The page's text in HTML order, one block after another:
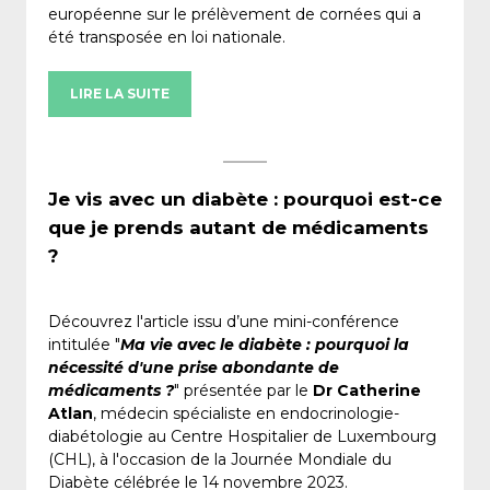
européenne sur le prélèvement de cornées qui a
été transposée en loi nationale.
LIRE LA SUITE
Je vis avec un diabète : pourquoi est-ce
que je prends autant de médicaments
?
Découvrez l'article issu d’une mini-conférence
intitulée "Ma vie avec le diabète : pourquoi la
nécessité d'une prise abondante de
médicaments ?" présentée par le Dr Catherine
Atlan, médecin spécialiste en endocrinologie-
diabétologie au Centre Hospitalier de Luxembourg
(CHL), à l'occasion de la Journée Mondiale du
Diabète célébrée le 14 novembre 2023.